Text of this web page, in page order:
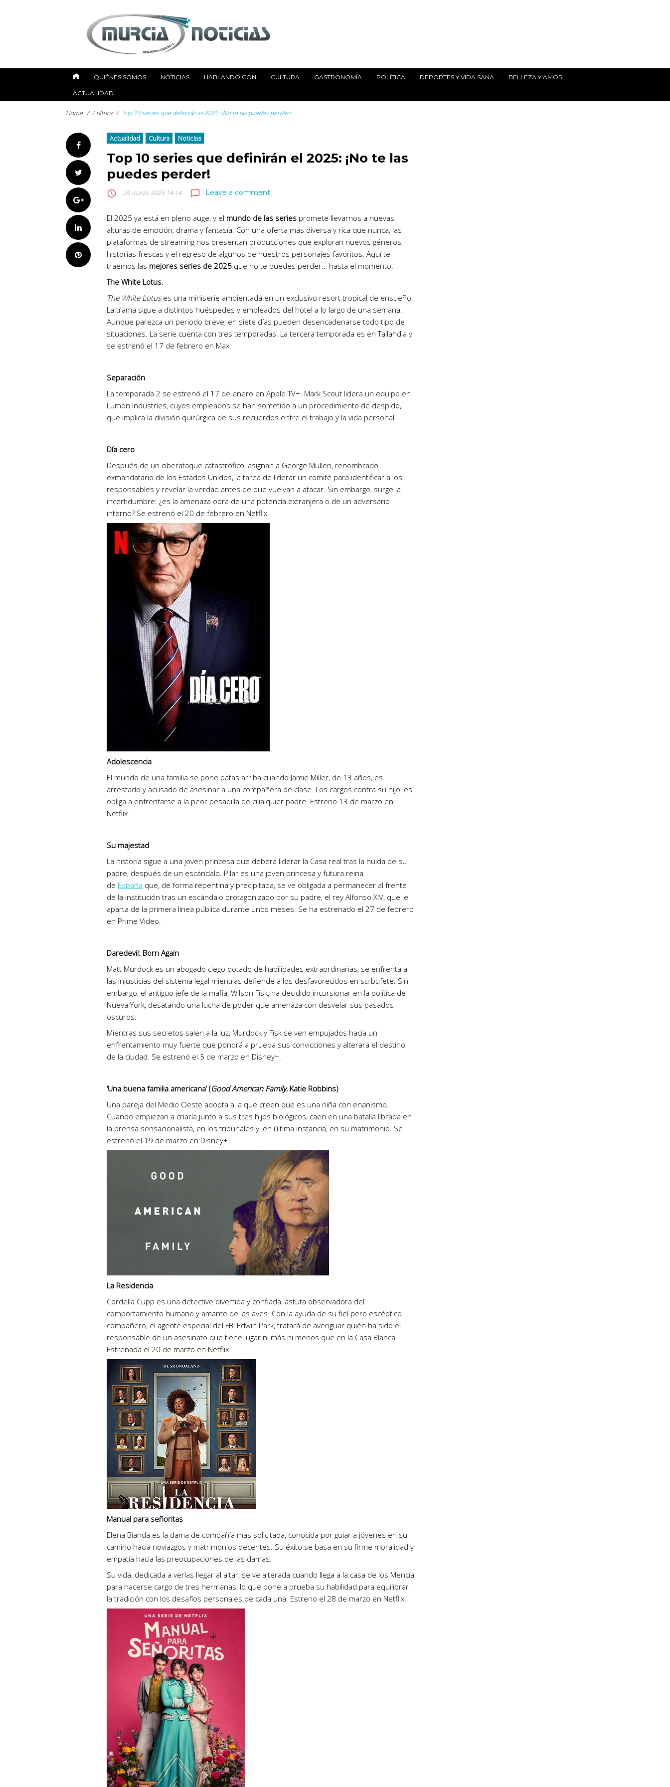
QUIÉNES SOMOS NOTICIAS HABLANDO CON CULTURA GASTRONOMÍA POLÍTICA DEPORTES Y VIDA SANA BELLEZA Y AMOR
ACTUALIDAD
Home / Cultura / Top 10 series que definirán el 2025: ¡No te las puedes perder!
Facebook
Twitter
Google+
LinkedIn
Pinterest
Actualidad Cultura Noticias
Top 10 series que definirán el 2025: ¡No te las
puedes perder!
access_time 26 marzo 2025 14:14 chat_bubble_outline Leave a comment
El 2025 ya está en pleno auge, y el mundo de las series promete llevarnos a nuevas
alturas de emoción, drama y fantasía. Con una oferta más diversa y rica que nunca, las
plataformas de streaming nos presentan producciones que exploran nuevos géneros,
historias frescas y el regreso de algunos de nuestros personajes favoritos. Aquí te
traemos las mejores series de 2025 que no te puedes perder… hasta el momento.
The White Lotus.
The White Lotuses una miniserie ambientada en un exclusivo resort tropical de ensueño.
La trama sigue a distintos huéspedes y empleados del hotel a lo largo de una semana.
Aunque parezca un periodo breve, en siete días pueden desencadenarse todo tipo de
situaciones. La serie cuenta con tres temporadas. La tercera temporada es en Tailandia y
se estrenó el 17 de febrero en Max.
Separación
La temporada 2 se estrenó el 17 de enero en Apple TV+. Mark Scout lidera un equipo en
Lumon Industries, cuyos empleados se han sometido a un procedimiento de despido,
que implica la división quirúrgica de sus recuerdos entre el trabajo y la vida personal.
Día cero
Después de un ciberataque catastrófico, asignan a George Mullen, renombrado
exmandatario de los Estados Unidos, la tarea de liderar un comité para identificar a los
responsables y revelar la verdad antes de que vuelvan a atacar. Sin embargo, surge la
incertidumbre: ¿es la amenaza obra de una potencia extranjera o de un adversario
interno? Se estrenó el 20 de febrero en Netflix.
Adolescencia
El mundo de una familia se pone patas arriba cuando Jamie Miller, de 13 años, es
arrestado y acusado de asesinar a una compañera de clase. Los cargos contra su hijo les
obliga a enfrentarse a la peor pesadilla de cualquier padre. Estreno 13 de marzo en
Netflix.
Su majestad
La historia sigue a una joven princesa que deberá liderar la Casa real tras la huida de su
padre, después de un escándalo. Pilar es una joven princesa y futura reina
de España que, de forma repentina y precipitada, se ve obligada a permanecer al frente
de la institución tras un escándalo protagonizado por su padre, el rey Alfonso XIV, que le
aparta de la primera línea pública durante unos meses. Se ha estrenado el 27 de febrero
en Prime Video.
Daredevil: Born Again
Matt Murdock es un abogado ciego dotado de habilidades extraordinarias, se enfrenta a
las injusticias del sistema legal mientras defiende a los desfavorecidos en su bufete. Sin
embargo, el antiguo jefe de la mafia, Wilson Fisk, ha decidido incursionar en la política de
Nueva York, desatando una lucha de poder que amenaza con desvelar sus pasados
oscuros.
Mientras sus secretos salen a la luz, Murdock y Fisk se ven empujados hacia un
enfrentamiento muy fuerte que pondrá a prueba sus convicciones y alterará el destino
de la ciudad. Se estrenó el 5 de marzo en Disney+.
‘Una buena familia americana’ (Good American Family, Katie Robbins)
Una pareja del Medio Oeste adopta a la que creen que es una niña con enanismo.
Cuando empiezan a criarla junto a sus tres hijos biológicos, caen en una batalla librada en
la prensa sensacionalista, en los tribunales y, en última instancia, en su matrimonio. Se
estrenó el 19 de marzo en Disney+.
La Residencia
Cordelia Cupp es una detective divertida y confiada, astuta observadora del
comportamiento humano y amante de las aves. Con la ayuda de su fiel pero escéptico
compañero, el agente especial del FBI Edwin Park, tratará de averiguar quién ha sido el
responsable de un asesinato que tiene lugar ni más ni menos que en la Casa Blanca.
Estrenada el 20 de marzo en Netflix.
Manual para señoritas
Elena Bianda es la dama de compañía más solicitada, conocida por guiar a jóvenes en su
camino hacia noviazgos y matrimonios decentes. Su éxito se basa en su firme moralidad y
empatía hacia las preocupaciones de las damas.
Su vida, dedicada a verlas llegar al altar, se ve alterada cuando llega a la casa de los Mencía
para hacerse cargo de tres hermanas, lo que pone a prueba su habilidad para equilibrar
la tradición con los desafíos personales de cada una. Estreno el 28 de marzo en Netflix.